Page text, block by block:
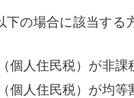
下の場合に該当する
個人住民税）が非課
個人住民税）が均